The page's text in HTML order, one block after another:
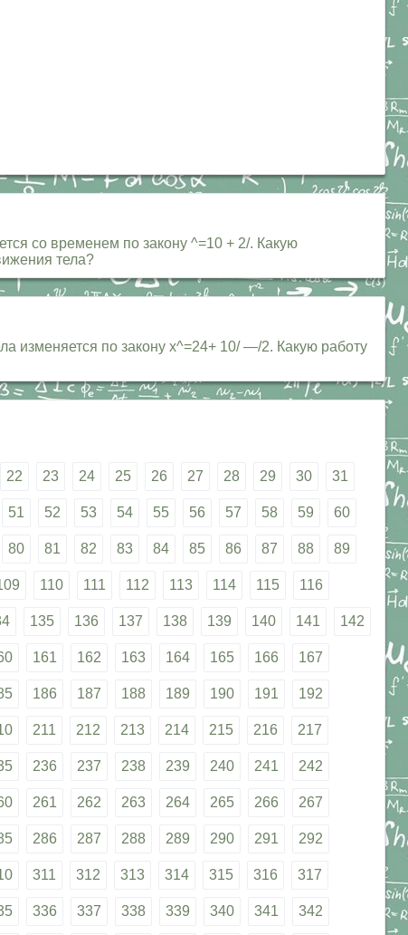
со временем по закону ^=10 + 2/. Какую
тела?
изменяется по закону х^=24+ 10/ —/2. Какую работу
22 23 24 25 26 27 28 29 30 31
51 52 53 54 55 56 57 58 59 60
80 81 82 83 84 85 86 87 88 89
110 111 112 113 114 115 116
135 136 137 138 139 140 141 142
161 162 163 164 165 166 167
186 187 188 189 190 191 192
211 212 213 214 215 216 217
236 237 238 239 240 241 242
261 262 263 264 265 266 267
286 287 288 289 290 291 292
311 312 313 314 315 316 317
336 337 338 339 340 341 342